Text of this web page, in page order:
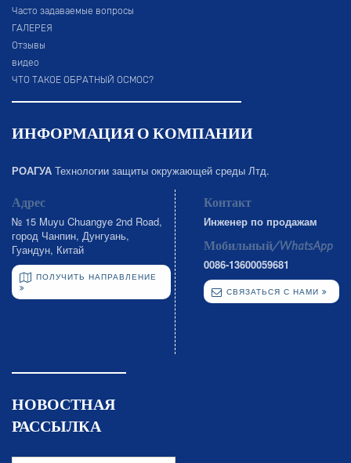
Часто задаваемые вопросы
ГАЛЕРЕЯ
Отзывы
видео
ЧТО ТАКОЕ ОБРАТНЫЙ ОСМОС?
ИНФОРМАЦИЯ О КОМПАНИИ
РОАГУА Технологии защиты окружающей среды Лтд.
Адрес
№ 15 Muyu Chuangye 2nd Road,
город Чанпин, Дунгуань,
Гуандун, Китай
ПОЛУЧИТЬ НАПРАВЛЕНИЕ
Контакт
Инженер по продажам
Мобильный/WhatsApp
0086-13600059681
СВЯЗАТЬСЯ С НАМИ
НОВОСТНАЯ
РАССЫЛКА